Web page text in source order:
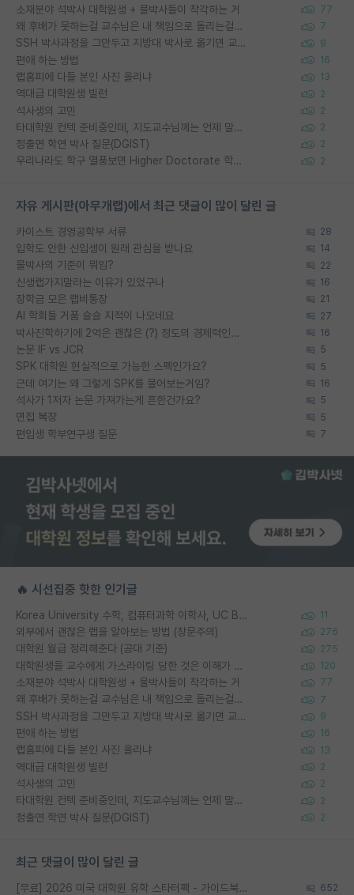
소재분야 석박사 대학원생 + 물박사들이 착각하는 거 77
왜 후배가 못하는걸 교수님은 내 책임으로 돌리는걸까요? 7
SSH 박사과정을 그만두고 지방대 박사로 옮기면 교수의 꿈은 끝일까요? 9
편애 하는 방법 16
랩홈피에 다들 본인 사진 올리냐 13
역대급 대학원생 빌런 2
석사생의 고민 2
타대학원 컨텍 준비중인데, 지도교수님께는 언제 말씀드려야 할까요? 2
정출연 학연 박사 질문(DGIST) 2
우리나라도 학구 열풍보면 Higher Doctorate 학위가 필요하다고 봅니다. 2
자유 게시판(아무개랩)에서 최근 댓글이 많이 달린 글
카이스트 경영공학부 서류 28
입학도 안한 신입생이 원래 관심을 받나요 14
물박사의 기준이 뭐임? 22
신생랩가지말라는 이유가 있었구나 16
장학금 모은 랩비통장 21
AI 학회들 거품 슬슬 지적이 나오네요 27
박사진학하기에 2억은 괜찮은 (?) 정도의 경제력인가요 16
논문 IF vs JCR 5
SPK 대학원 현실적으로 가능한 스펙인가요? 5
근데 여기는 왜 그렇게 SPK를 물어보는거임? 16
석사가 1저자 논문 가져가는게 흔한건가요? 5
면접 복장 5
편입생 학부연구생 질문 7
🔥 시선집중 핫한 인기글
Korea University 수학, 컴퓨터과학 이학사, UC Berkeley 산업공학 대학원 공학박사가 되는 것은 쉽지 않겠죠? 11
외부에서 괜찮은 랩을 알아보는 방법 (장문주의) 276
대학원 월급 정리해준다 (공대 기준) 275
대학원생들 교수에게 가스라이팅 당한 것은 이해가 갑니다. 안타깝네요. 120
소재분야 석박사 대학원생 + 물박사들이 착각하는 거 77
왜 후배가 못하는걸 교수님은 내 책임으로 돌리는걸까요? 7
SSH 박사과정을 그만두고 지방대 박사로 옮기면 교수의 꿈은 끝일까요? 9
편애 하는 방법 16
랩홈피에 다들 본인 사진 올리냐 13
역대급 대학원생 빌런 2
석사생의 고민 2
타대학원 컨텍 준비중인데, 지도교수님께는 언제 말씀드려야 할까요? 2
정출연 학연 박사 질문(DGIST) 2
최근 댓글이 많이 달린 글
[무료] 2026 미국 대학원 유학 스타터팩 - 가이드북 & 합격자 컨택메일 템플릿 652